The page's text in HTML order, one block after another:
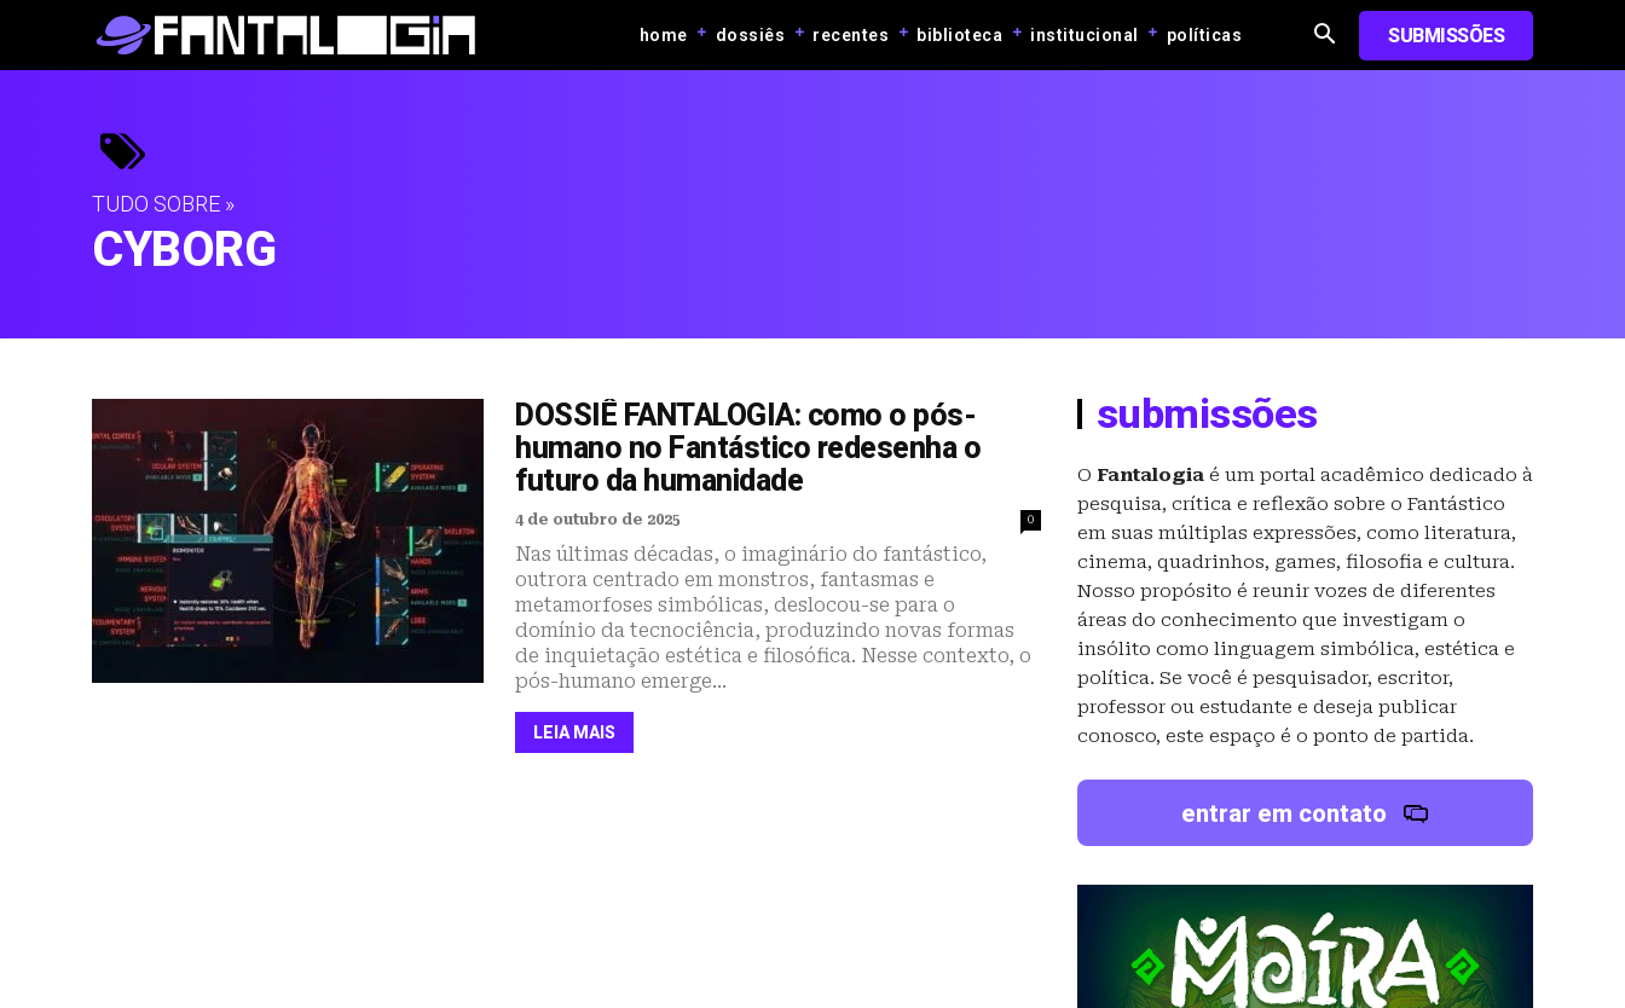
home dossiês recentes biblioteca institucional políticas SUBMISSÕES
TUDO SOBRE »
CYBORG
DOSSIÊ FANTALOGIA: como o pós-
humano no Fantástico redesenha o
futuro da humanidade
4 de outubro de 2025 0
Nas últimas décadas, o imaginário do fantástico,
outrora centrado em monstros, fantasmas e
metamorfoses simbólicas, deslocou-se para o
domínio da tecnociência, produzindo novas formas
de inquietação estética e filosófica. Nesse contexto, o
pós-humano emerge...
LEIA MAIS
submissões
O Fantalogia é um portal acadêmico dedicado à
pesquisa, crítica e reflexão sobre o Fantástico
em suas múltiplas expressões, como literatura,
cinema, quadrinhos, games, filosofia e cultura.
Nosso propósito é reunir vozes de diferentes
áreas do conhecimento que investigam o
insólito como linguagem simbólica, estética e
política. Se você é pesquisador, escritor,
professor ou estudante e deseja publicar
conosco, este espaço é o ponto de partida.
entrar em contato